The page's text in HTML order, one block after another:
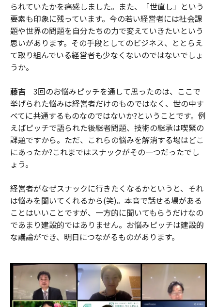
られていたかを痛感しました。また、「世直し」という
要素も印象に残っています。今の若い経営者には社会課
題や世界の問題を自分たちの力で変えていきたいという
思いがあります。その手段としてのビジネス、ととらえ
て取り組んでいる経営者も少なくないのではないでしょ
うか。
藤吉3回のお悩みピッチを通して思ったのは、ここで
挙げられた悩みは経営者だけのものではなく、世の中す
べてに共通するものなのではないか?ということです。例
えばピッチで語られた後継者問題、技術の継承は喫緊の
課題ですから。ただ、これらの悩みを解消する場はどこ
にあったか?これまではスナックがその一つだったでし
ょう。
経営者がなぜスナックに行きたくなるかというと、それ
は悩みを聞いてくれるから(笑)。本音で話せる場がある
ことはいいことですが、一方的に聞いてもらうだけなの
であまり建設的ではありません。お悩みピッチは建設的
な議論ができ、明日につながるものがあります。